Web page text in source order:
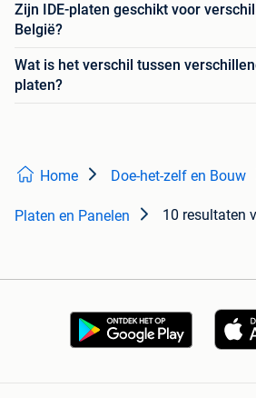
Zijn IDE-platen geschikt voor
België?
Wat is het verschil tussen
platen?
Home Doe-het-zelf en Bouw
Platen en Panelen 10 resultaten